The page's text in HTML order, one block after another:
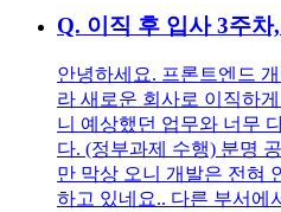
Q. 이직 후 입사 3주
안녕하세요. 프론트엔드
라 새로운 회사로 이직하
니 예상했던 업무와 너무
다. (정부과제 수행) 분명
만 막상 오니 개발은 전혀
하고 있네요.. 다른 부서에